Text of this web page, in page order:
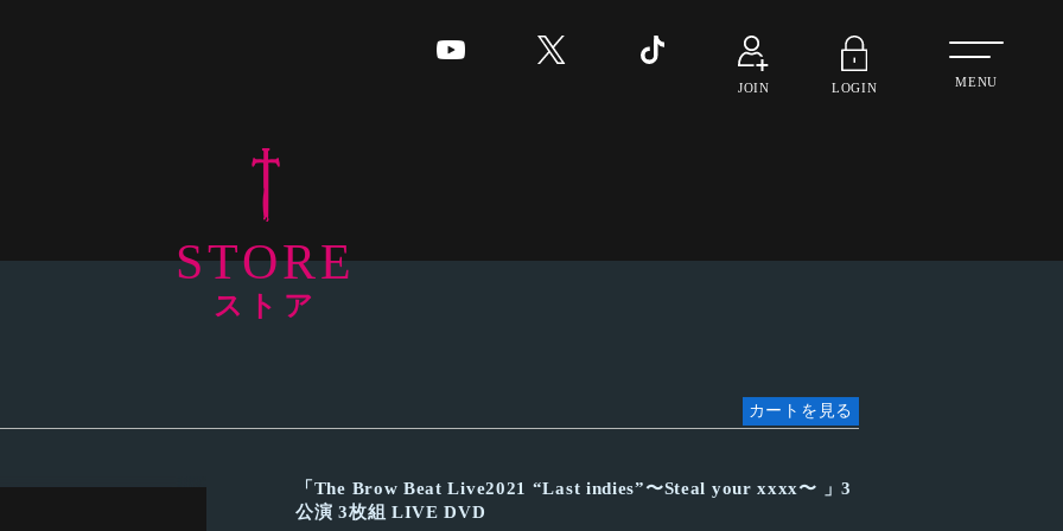
JOIN LOGIN
MenuButton
STORE
ストア
カートを見る
「The Brow Beat Live2021 “Last indies”〜Steal your xxxx〜 」3
公演 3枚組 LIVE DVD